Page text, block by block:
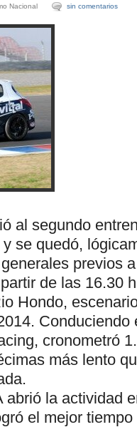
Nacional sin comentarios
al segundo
se quedó,
previos
de las 16.30
Hondo,
Conduciendo
cronometró
más lento
abrió la actividad
el mejor